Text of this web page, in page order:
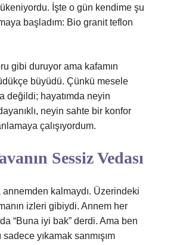
İşte o gün kendime şu
başladım: Bio granit teflon
gibi duruyor ama kafamın
büyüdü. Çünkü mesele
değildi; hayatımda neyin
neyin sahte bir konfor
çalışıyordum.
Sessiz Vedası
annemden kalmaydı. Üzerindeki
izleri gibiydi. Annem her
“Buna iyi bak” derdi. Ama ben
sadece yıkamak sanmışım